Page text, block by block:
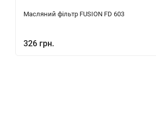
Масляний фільтр FUSION FD 603
326 грн.